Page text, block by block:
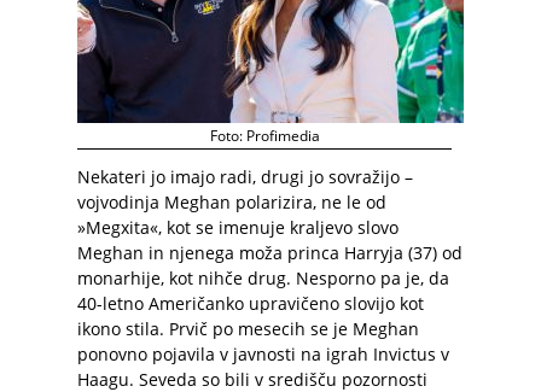
Foto: Profimedia
Nekateri jo imajo radi, drugi jo sovražijo –
vojvodinja Meghan polarizira, ne le od
»Megxita«, kot se imenuje kraljevo slovo
Meghan in njenega moža princa Harryja (37) od
monarhije, kot nihče drug. Nesporno pa je, da
40-letno Američanko upravičeno slovijo kot
ikono stila. Prvič po mesecih se je Meghan
ponovno pojavila v javnosti na igrah Invictus v
Haagu. Seveda so bili v središču pozornosti